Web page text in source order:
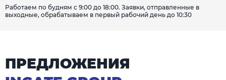
Работаем по будням с 9:00 до 18:00. Заявки, отправленные в
выходные, обрабатываем в первый рабочий день до 10:30
ПРЕДЛОЖЕНИЯ